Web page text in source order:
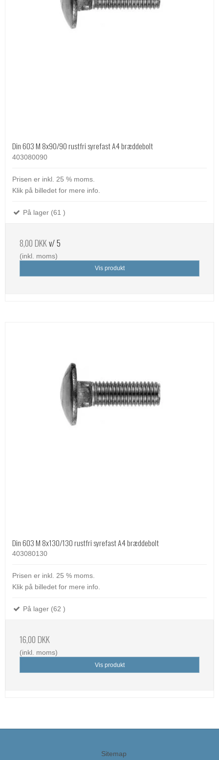
Din 603 M 8x90/90 rustfri syrefast A4 bræddebolt
403080090
Prisen er inkl. 25 % moms.
Klik på billedet for mere info.
På lager (61 )
8,00 DKKv/ 5
(inkl. moms)
Vis produkt
Din 603 M 8x130/130 rustfri syrefast A4 bræddebolt
403080130
Prisen er inkl. 25 % moms.
Klik på billedet for mere info.
På lager (62 )
16,00 DKK
(inkl. moms)
Vis produkt
Sitemap